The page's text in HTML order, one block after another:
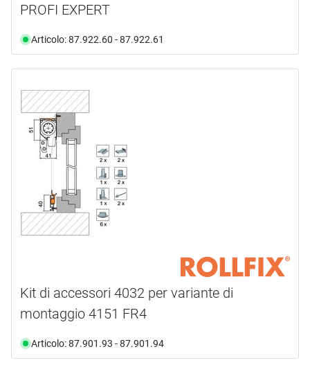
PROFI EXPERT
Articolo: 87.922.60 - 87.922.61
Kit di accessori 4032 per variante di
montaggio 4151 FR4
Articolo: 87.901.93 - 87.901.94